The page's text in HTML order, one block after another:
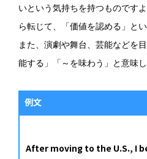
いという気持ちを持つものです
ら転じて、「価値を認める」と
また、演劇や舞台、芸能などを
能する」「～を味わう」と意味し
例文
After moving to the U.S., I